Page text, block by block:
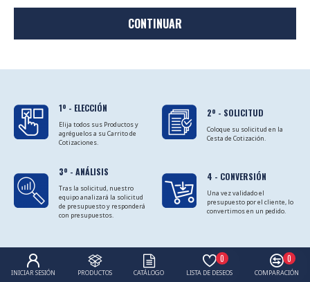
CONTINUAR
1º - ELECCIÓN
Elija todos sus Productos y
agréguelos a su Carrito de
Cotizaciones.
2º - SOLICITUD
Coloque su solicitud en la
Cesta de Cotización.
3º - ANÁLISIS
Tras la solicitud, nuestro
equipo analizará la solicitud
de presupuesto y responderá
con presupuestos.
4 - CONVERSIÓN
Una vez validado el
presupuesto por el cliente, lo
convertimos en un pedido.
INICIAR SESIÓN PRODUCTOS CATÁLOGO LISTA DE DESEOS
0
COMPARACIÓN
0